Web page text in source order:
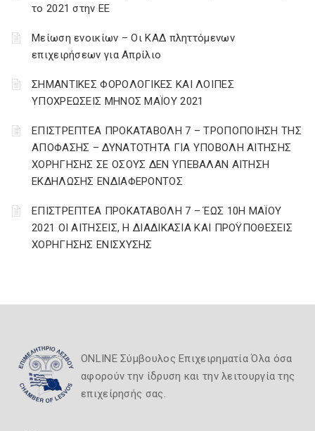
το 2021 στην ΕΕ
Μείωση ενοικίων – Οι ΚΑΔ πληττόμενων
επιχειρήσεων για Απρίλιο
ΣΗΜΑΝΤΙΚΕΣ ΦΟΡΟΛΟΓΙΚΕΣ ΚΑΙ ΛΟΙΠΕΣ
ΥΠΟΧΡΕΩΣΕΙΣ ΜΗΝΟΣ ΜΑΪΟΥ 2021
ΕΠΙΣΤΡΕΠΤΕΑ ΠΡΟΚΑΤΑΒΟΛΗ 7 – ΤΡΟΠΟΠΟΙΗΣΗ ΤΗΣ
ΑΠΟΦΑΣΗΣ – ΔΥΝΑΤΟΤΗΤΑ ΓΙΑ ΥΠΟΒΟΛΗ ΑΙΤΗΣΗΣ
ΧΟΡΗΓΗΣΗΣ ΣΕ ΟΣΟΥΣ ΔΕΝ ΥΠΕΒΑΛΑΝ ΑΙΤΗΣΗ
ΕΚΔΗΛΩΣΗΣ ΕΝΔΙΑΦΕΡΟΝΤΟΣ
ΕΠΙΣΤΡΕΠΤΕΑ ΠΡΟΚΑΤΑΒΟΛΗ 7 – ΈΩΣ 10Η ΜΑΪΟΥ
2021 ΟΙ ΑΙΤΗΣΕΙΣ, Η ΔΙΑΔΙΚΑΣΙΑ ΚΑΙ ΠΡΟΫΠΟΘΕΣΕΙΣ
ΧΟΡΗΓΗΣΗΣ ΕΝΙΣΧΥΣΗΣ
ONLINE Σύμβουλος Επιχειρηματία Όλα όσα
αφορούν την ίδρυση και την λειτουργία της
επιχείρησής σας.